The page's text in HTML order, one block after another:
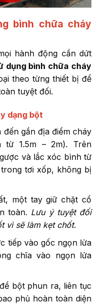
bình chữa cháy
hành động cần dứt
dụng bình chữa cháy
theo từng thiết bị để
tuyệt đối.
dạng bột
đến gần địa điểm cháy
từ 1.5m – 2m). Trên
và lắc xóc bình từ
tơi xốp, không bị
một tay giữ chặt cổ
toàn. Lưu ý tuyệt đối
vì sẽ làm kẹt chốt.
tiếp vào gốc ngọn lửa
chĩa vào ngọn lửa
bột phun ra, liên tục
phủ hoàn toàn diện